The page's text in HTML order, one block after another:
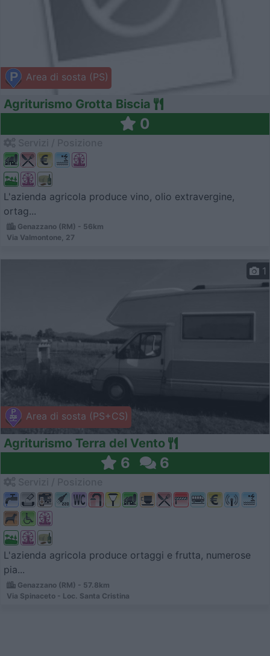
Area di sosta (PS)
Agriturismo Grotta Biscia
0
L'azienda agricola produce vino, olio extravergine,
ortag...
Genazzano (RM) - 56km
Via Valmontone, 27
Area di sosta (PS+CS)
1
Agriturismo Terra del Vento
6 6
L'azienda agricola produce ortaggi e frutta, numerose
pia...
Genazzano (RM) - 57.8km
Via Spinaceto - Loc. Santa Cristina